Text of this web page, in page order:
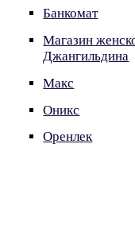
Банкомат
Магазин
Джангильдина
Макс
Оникс
Оренлек